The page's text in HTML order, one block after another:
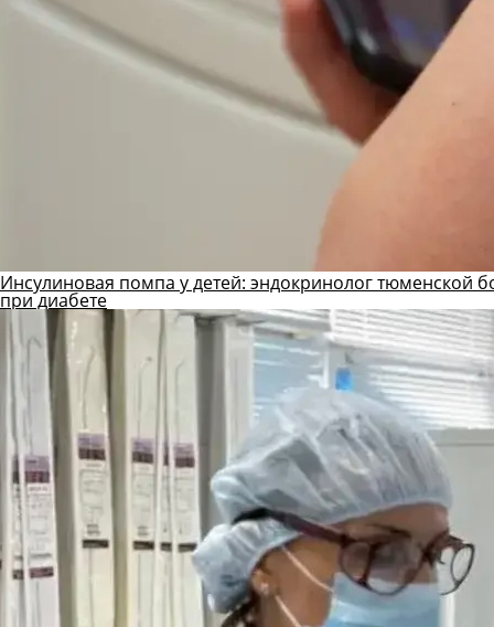
Инсулиновая помпа у детей: эндокринолог тюменской
при диабете